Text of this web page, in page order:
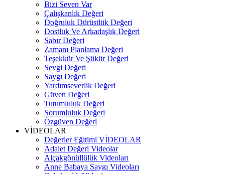
Bizi Seven Var
Çalışkanlık Değeri
Doğruluk Dürüstlük Değeri
Dostluk Ve Arkadaşlık Değeri
Sabır Değeri
Zamanı Planlama Değeri
Teşekkür Ve Şükür Değeri
Sevgi Değeri
Saygı Değeri
Yardımseverlik Değeri
Güven Değeri
Tutumluluk Değeri
Sorumluluk Değeri
Özgüven Değeri
VİDEOLAR
Değerler Eğitimi VİDEOLAR
Adalet Değeri Videolar
Alçakgönüllülük Videoları
Anne Babaya Saygı Videoları